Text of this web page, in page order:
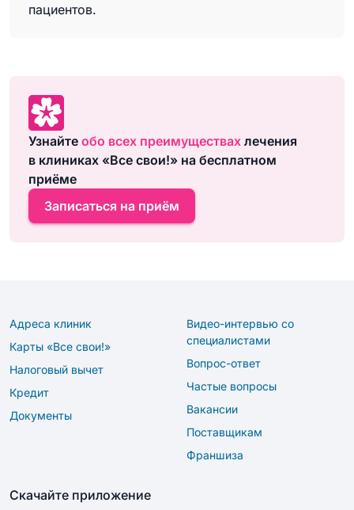
пациентов.
Узнайте обо всех преимуществах лечения
в клиниках «Все свои!» на бесплатном
приёме
Записаться на приём
Адреса клиник
Карты «Все свои!»
Налоговый вычет
Кредит
Документы
Видео-интервью со
специалистами
Вопрос-ответ
Частые вопросы
Вакансии
Поставщикам
Франшиза
Скачайте приложение